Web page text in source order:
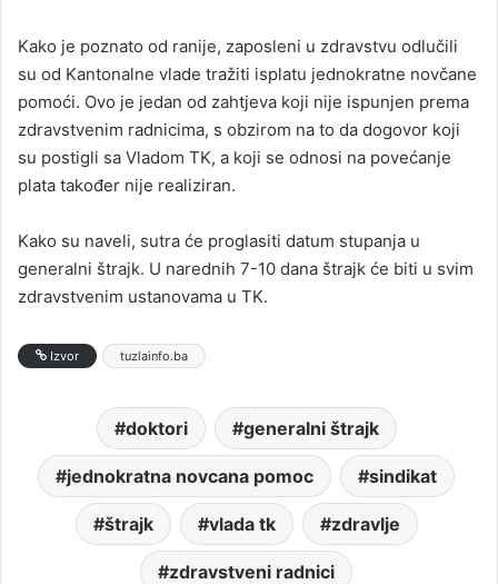
Kako je poznato od ranije, zaposleni u zdravstvu odlučili
su od Kantonalne vlade tražiti isplatu jednokratne novčane
pomoći. Ovo je jedan od zahtjeva koji nije ispunjen prema
zdravstvenim radnicima, s obzirom na to da dogovor koji
su postigli sa Vladom TK, a koji se odnosi na povećanje
plata također nije realiziran.
Kako su naveli, sutra će proglasiti datum stupanja u
generalni štrajk. U narednih 7-10 dana štrajk će biti u svim
zdravstvenim ustanovama u TK.
Izvor tuzlainfo.ba
doktori generalni štrajk
jednokratna novcana pomoc sindikat
štrajk vlada tk zdravlje
zdravstveni radnici